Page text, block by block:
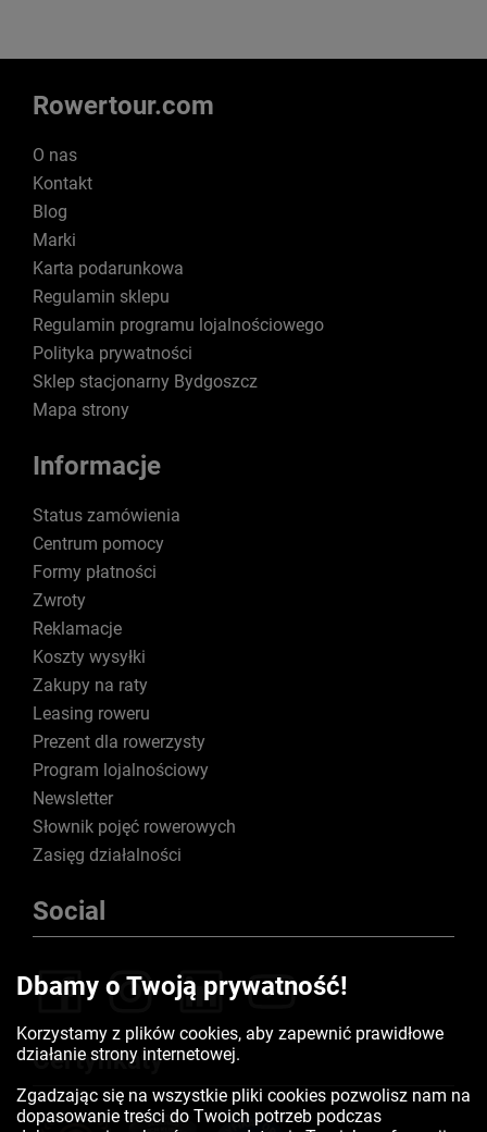
Rowertour.com
O nas
Kontakt
Blog
Marki
Karta podarunkowa
Regulamin sklepu
Regulamin programu lojalnościowego
Polityka prywatności
Sklep stacjonarny Bydgoszcz
Mapa strony
Informacje
Status zamówienia
Centrum pomocy
Formy płatności
Zwroty
Reklamacje
Koszty wysyłki
Zakupy na raty
Leasing roweru
Prezent dla rowerzysty
Program lojalnościowy
Newsletter
Słownik pojęć rowerowych
Zasięg działalności
Social
Certyfikaty
Dbamy o Twoją prywatność!
Korzystamy z plików cookies, aby zapewnić prawidłowe
działanie strony internetowej.
Zgadzając się na wszystkie pliki cookies pozwolisz nam na
dopasowanie treści do Twoich potrzeb podczas